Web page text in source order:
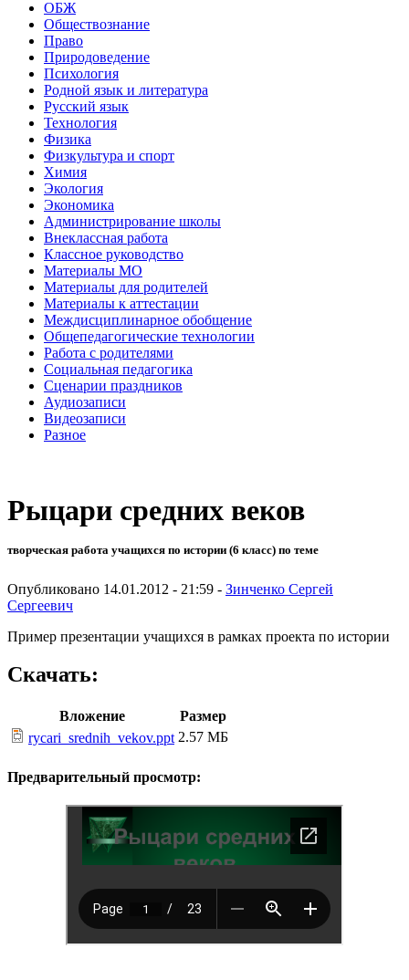
ОБЖ
Обществознание
Право
Природоведение
Психология
Родной язык и литература
Русский язык
Технология
Физика
Физкультура и спорт
Химия
Экология
Экономика
Администрирование школы
Внеклассная работа
Классное руководство
Материалы МО
Материалы для родителей
Материалы к аттестации
Междисциплинарное обобщение
Общепедагогические технологии
Работа с родителями
Социальная педагогика
Сценарии праздников
Аудиозаписи
Видеозаписи
Разное
Рыцари средних веков
творческая работа учащихся по истории (6 класс) по теме
Опубликовано 14.01.2012 - 21:59 - Зинченко Сергей
Сергеевич
Пример презентации учащихся в рамках проекта по истории
Скачать:
Вложение
Размер
rycari_srednih_vekov.ppt 2.57 МБ
Предварительный просмотр: